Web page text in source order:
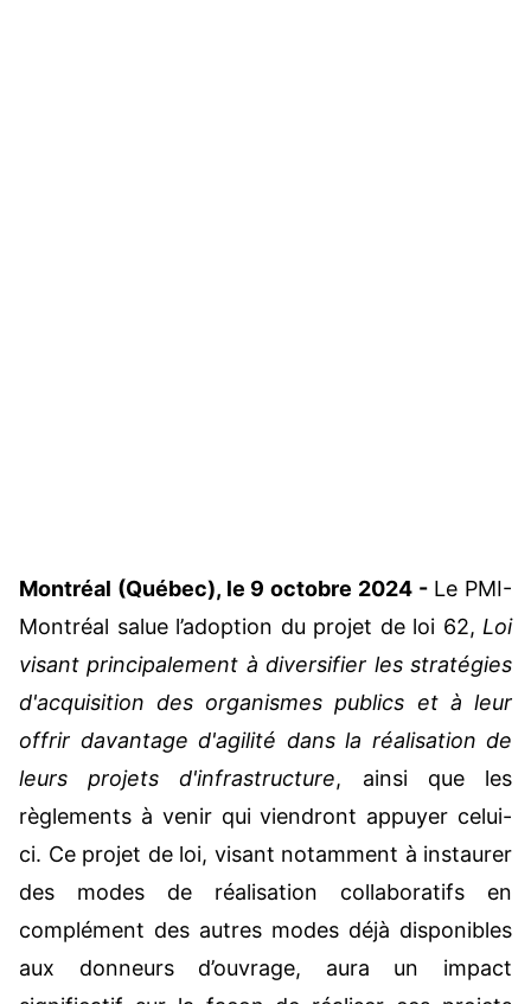
Montréal (Québec), le 9 octobre 2024 -Le PMI-
Montréal salue l’adoption du projet de loi 62, Loi
visant principalement à diversifier les stratégies
d'acquisition des organismes publics et à leur
offrir davantage d'agilité dans la réalisation de
leurs projets d'infrastructure, ainsi que les
règlements à venir qui viendront appuyer celui-
ci. Ce projet de loi, visant notamment à instaurer
des modes de réalisation collaboratifs en
complément des autres modes déjà disponibles
aux donneurs d’ouvrage, aura un impact